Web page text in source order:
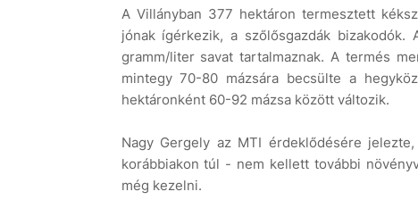
A Villányban 377 hektáron termesztett
jónak ígérkezik, a szőlősgazdák
gramm/liter savat tartalmaznak. A termés
mintegy 70-80 mázsára becsülte a
hektáronként 60-92 mázsa között változik.
Nagy Gergely az MTI érdeklődésére
korábbiakon túl - nem kellett további
még kezelni.